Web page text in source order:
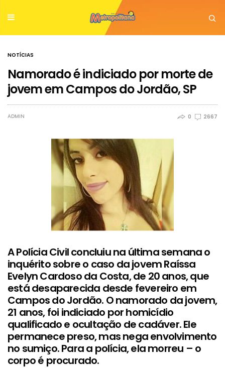
NOTÍCIAS
Namorado é indiciado por morte de
jovem em Campos do Jordão, SP
ADMIN 0 2667
A Polícia Civil concluiu na última semana o
inquérito sobre o caso da jovem Raíssa
Evelyn Cardoso da Costa, de 20 anos, que
está desaparecida desde fevereiro em
Campos do Jordão. O namorado da jovem,
21 anos, foi indiciado por homicídio
qualificado e ocultação de cadáver. Ele
permanece preso, mas nega envolvimento
no sumiço. Para a polícia, ela morreu – o
corpo é procurado.